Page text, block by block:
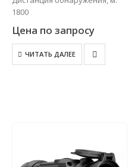
1800
Цена по запросу
ЧИТАТЬ ДАЛЕЕ